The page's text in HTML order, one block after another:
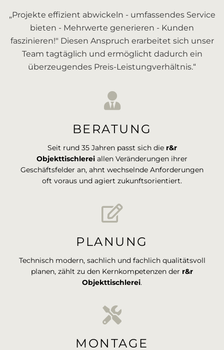
„Projekte effizient abwickeln - umfassendes Service
bieten - Mehrwerte generieren - Kunden
faszinieren!" Diesen Anspruch erarbeitet sich unser
Team tagtäglich und ermöglicht dadurch ein
überzeugendes Preis-Leistungverhältnis.“
BERATUNG
Seit rund 35 Jahren passt sich die r&r
Objekttischlerei allen Veränderungen ihrer
Geschäftsfelder an, ahnt wechselnde Anforderungen
oft voraus und agiert zukunftsorientiert.
PLANUNG
Technisch modern, sachlich und fachlich qualitätsvoll
planen, zählt zu den Kernkompetenzen der r&r
Objekttischlerei.
MONTAGE